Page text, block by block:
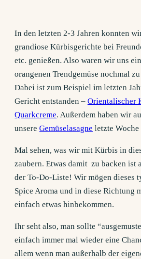
In den letzten 2-3 Jahren konnten
grandiose Kürbisgerichte bei
etc. genießen. Also waren wir uns
orangenen Trendgemüse nochmal
Dabei ist zum Beispiel im letzten
Gericht entstanden –Orientalischer
Quarkcreme. Außerdem haben wir
unsereGemüselasagne letzte
Mal sehen, was wir mit Kürbis in
zaubern. Etwas damit zu backen ist
der To-Do-Liste! Wir mögen dieses
Spice Aroma und in diese Richtung
einfach etwas hinbekommen.
Ihr seht also, man sollte
einfach immer mal wieder eine
allem wenn man außerhalb der